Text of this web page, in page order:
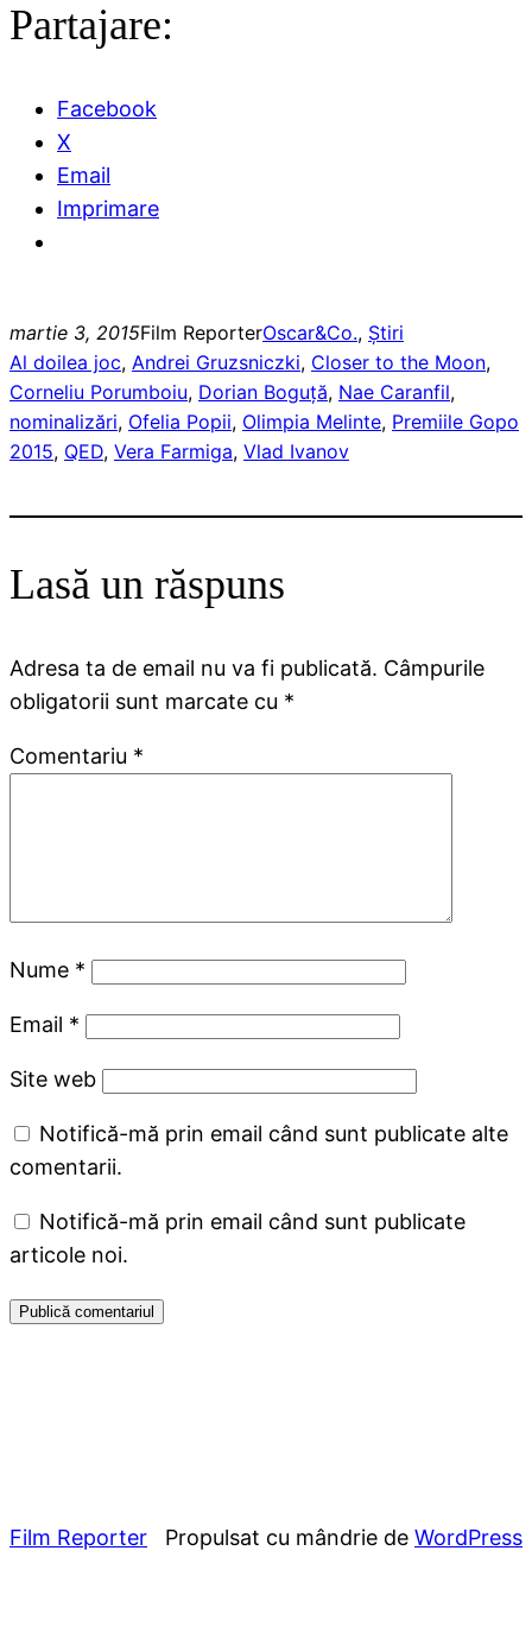
Partajare:
Facebook
X
Email
Imprimare
martie 3, 2015Film ReporterOscar&Co., Ştiri
Al doilea joc, Andrei Gruzsniczki, Closer to the Moon
Corneliu Porumboiu, Dorian Boguţă, Nae Caranfil
nominalizări, Ofelia Popii, Olimpia Melinte, Premiile Gopo
2015, QED, Vera Farmiga, Vlad Ivanov
Lasă un răspuns
Adresa ta de email nu va fi publicată. Câmpurile
obligatorii sunt marcate cu *
Comentariu *
Nume *
Email *
Site web
Notifică-mă prin email când sunt publicate alte
comentarii.
Notifică-mă prin email când sunt publicate
articole noi.
Film Reporter Propulsat cu mândrie de WordPress